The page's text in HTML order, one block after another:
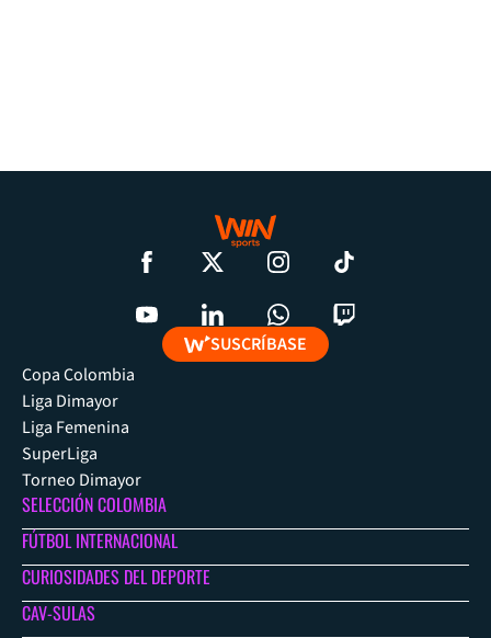
SUSCRÍBASE
Copa Colombia
Liga Dimayor
Liga Femenina
SuperLiga
Torneo Dimayor
SELECCIÓN COLOMBIA
FÚTBOL INTERNACIONAL
CURIOSIDADES DEL DEPORTE
CAV-SULAS